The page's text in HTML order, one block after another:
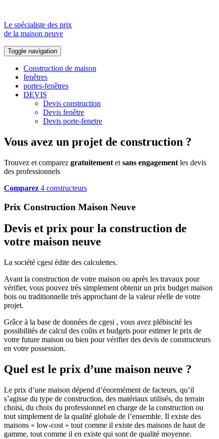
Le spécialiste des prix
de la maison neuve
Toggle navigation
Construction de maison
fenêtres
portes-fenêtres
DEVIS
Devis construction
Devis fenêtre
Devis porte-fenetre
Vous avez un projet de construction ?
Trouvez et comparez gratuitement et sans engagement les devis
des professionnels
Comparez 4 constructeurs
Prix Construction Maison Neuve
Devis et prix pour la construction de
votre maison neuve
La société cgesi édite des calculettes.
Avant la construction de votre maison ou après les travaux pour
vérifier, vous pouvez trés simplement obtenir un prix budget maison
bois ou traditionnelle trés approchant de la valeur réelle de votre
projet.
Grâce à la base de données de cgesi , vous avez plébiscité les
possibilités de calcul des coûts et budgets pour estimer le prix de
votre future maison ou bien pour vérifier des devis de constructeurs
en votre possession.
Quel est le prix d’une maison neuve ?
Le prix d’une maison dépend d’énormément de facteurs, qu’il
s’agisse du type de construction, des matériaux utilisés, du terrain
choisi, du choix du professionnel en charge de la construction ou
tout simplement de la qualité globale de l’ensemble. Il existe des
maisons « low-cost » tout comme il existe des maisons de haut de
gamme, tout comme il en existe qui sont de qualité moyenne.